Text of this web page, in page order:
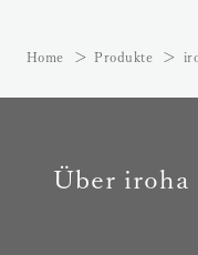
Home Produkte
Über iroha